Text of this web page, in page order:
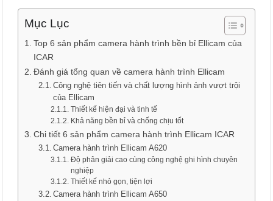
Mục Lục
Top 6 sản phẩm camera hành trình bền bỉ Ellicam của
ICAR
Đánh giá tổng quan về camera hành trình Ellicam
Công nghệ tiên tiến và chất lượng hình ảnh vượt trội
của Ellicam
Thiết kế hiện đại và tinh tế
Khả năng bền bỉ và chống chịu tốt
Chi tiết 6 sản phẩm camera hành trình Ellicam ICAR
Camera hành trình Ellicam A620
Độ phân giải cao cùng công nghệ ghi hình chuyên
nghiệp
Thiết kế nhỏ gọn, tiện lợi
Camera hành trình Ellicam A650